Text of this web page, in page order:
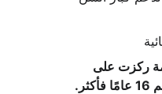
ركزت على